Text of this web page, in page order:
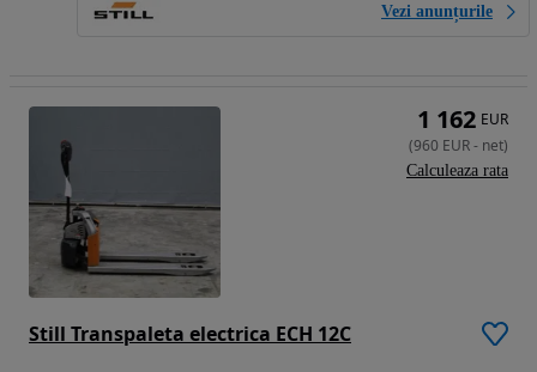
Vezi anunțurile
Still Transpaleta electrica ECH 12C
1 162 EUR
(960 EUR- net)
Calculeaza rata